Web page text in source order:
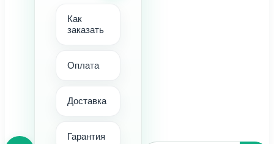
Как
заказать
Оплата
Доставка
Гарантия